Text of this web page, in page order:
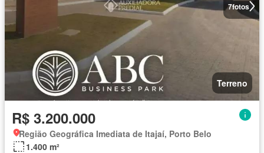
7fotos
Terreno
R$ 3.200.000
Região Geográfica Imediata de Itajaí, Porto Belo
1.400 m²